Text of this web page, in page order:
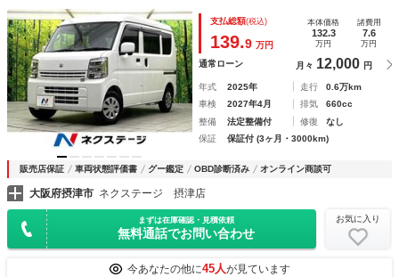
ー キーレス ＬＥＤヘッド オートライト 純正１２インチ
ホイール キーレス 横滑り防止装置
支払総額(税込)
139.9 万円
本体価格
132.3
万円
諸費用
7.6
万円
通常ローン 月々 12,000 円
年式 2025年 走行
0.6万km
車検
2027年4月 排気
660cc
整備
法定整備付 修復
なし
保証
保証付 (3ヶ月・3000km)
販売店保証 車両状態評価書 グー鑑定 OBD診断済み オンライン商談可
大阪府摂津市 ネクステージ 摂津店
まずは在庫確認・見積依頼
無料通話でお問い合わせ
お気に入り
今あなたの他に45人が見ています